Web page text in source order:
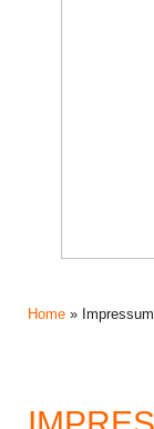
Home » Impressum